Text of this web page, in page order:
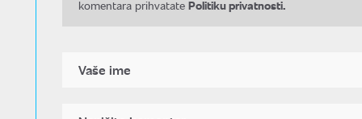
komentara prihvatate Politiku privatnosti.